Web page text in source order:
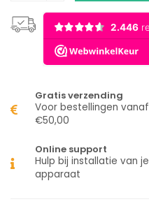
Gratis verzending
Voor bestellingen vanaf
€50,00
Online support
Hulp bij installatie van je
apparaat